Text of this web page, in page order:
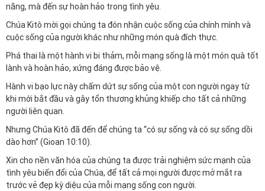
năng, mà đến sự hoàn hảo trong tình yêu.
Chúa Kitô mời gọi chúng ta đón nhận cuộc sống của chính mình và
cuộc sống của người khác như những món quà đích thực.
Phá thai là một hành vi bi thảm, mỗi mạng sống là một món quà tốt
lành và hoàn hảo, xứng đáng được bảo vệ.
Hành vi bạo lực này chấm dứt sự sống của một con người ngay từ
khi mới bắt đầu và gây tổn thương khủng khiếp cho tất cả những
người liên quan.
Nhưng Chúa Kitô đã đến để chúng ta “có sự sống và có sự sống dồi
dào hơn” (Gioan 10:10).
Xin cho nền văn hóa của chúng ta được trải nghiệm sức mạnh của
tình yêu biến đổi của Chúa, để tất cả mọi người được mở mắt ra
trước vẻ đẹp kỳ diệu của mỗi mạng sống con người.